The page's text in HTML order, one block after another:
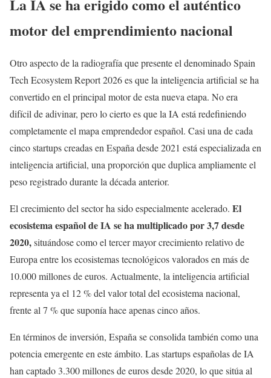
La IA se ha erigido como el auténtico
motor del emprendimiento nacional
Otro aspecto de la radiografía que presente el denominado Spain
Tech Ecosystem Report 2026 es que la inteligencia artificial se ha
convertido en el principal motor de esta nueva etapa. No era
difícil de adivinar, pero lo cierto es que la IA está redefiniendo
completamente el mapa emprendedor español. Casi una de cada
cinco startups creadas en España desde 2021 está especializada en
inteligencia artificial, una proporción que duplica ampliamente el
peso registrado durante la década anterior.
El crecimiento del sector ha sido especialmente acelerado. El
ecosistema español de IA se ha multiplicado por 3,7 desde
2020,situándose como el tercer mayor crecimiento relativo de
Europa entre los ecosistemas tecnológicos valorados en más de
10.000 millones de euros. Actualmente, la inteligencia artificial
representa ya el 12 % del valor total del ecosistema nacional,
frente al 7 % que suponía hace apenas cinco años.
En términos de inversión, España se consolida también como una
potencia emergente en este ámbito. Las startups españolas de IA
han captado 3.300 millones de euros desde 2020, lo que sitúa al